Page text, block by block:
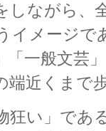
しながら、
イメージで
「一般文芸
端近くまで
狂い」であ